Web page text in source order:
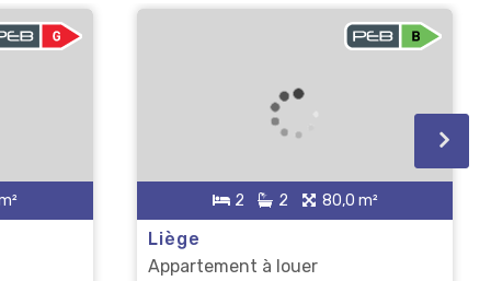
2 2 80,0 m²
Liège
Appartement à louer